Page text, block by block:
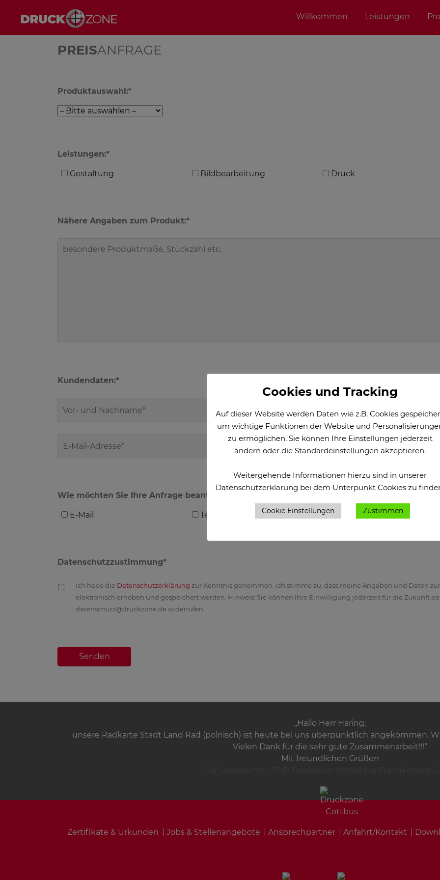
Willkommen Leistungen
PREISANFRAGE
Produktauswahl:*
Leistungen:*
Gestaltung Bildbearbeitung Druck
Nähere Angaben zum Produkt:*
Kundendaten:*
Wie möchten Sie Ihre Anfrage beantwortet haben?*
E-Mail Telefon
Datenschutzzustimmung*
Ich habe die Datenschutzerklärung zur Kenntnis genommen. Ich stimme zu, dass meine Angaben und Daten
elektronisch erhoben und gespeichert werden. Hinweis: Sie können Ihre Einwilligung jederzeit für die Zukunft
datenschutz@druckzone.de widerrufen.
„Hallo Herr Haring,
unsere Radkarte Stadt Land Rad (polnisch) ist heute bei uns überpünktlich angekommen.
Vielen Dank für die sehr gute Zusammenarbeit!!!“
Mit freundlichen Grüßen
Zertifikate & Urkunden Jobs & Stellenangebote Ansprechpartner Anfahrt/Kontakt
Cookies und Tracking
Auf dieser Website werden Daten wie z.B. Cookies
um wichtige Funktionen der Website und
zu ermöglichen. Sie können Ihre Einstellungen jederzeit
ändern oder die Standardeinstellungen akzeptieren.
Weitergehende Informationen hierzu sind in unserer
Datenschutzerklärung bei dem Unterpunkt Cookies zu
Cookie Einstellungen Zustimmen